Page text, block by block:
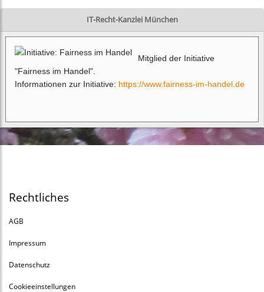
IT-Recht-Kanzlei München
Mitglied der Initiative
"Fairness im Handel".
Informationen zur Initiative: https://www.fairness-im-handel.de
Rechtliches
AGB
Impressum
Datenschutz
Cookieeinstellungen